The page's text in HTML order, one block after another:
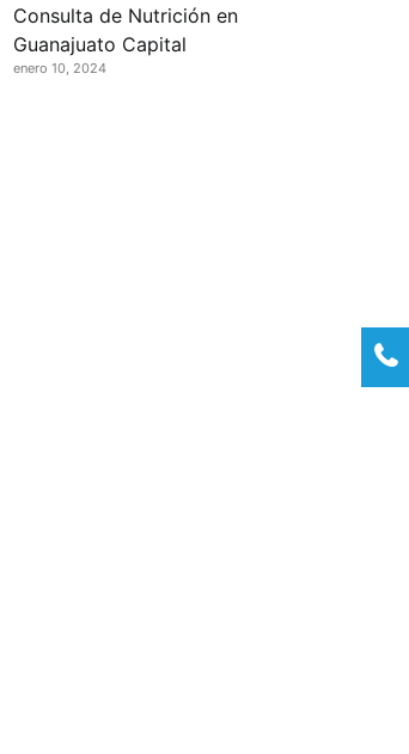
Consulta de Nutrición en
Guanajuato Capital
enero 10, 2024